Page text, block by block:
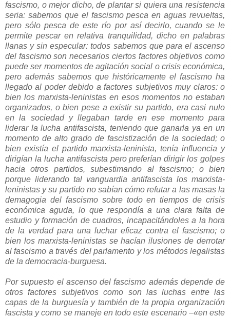
fascismo, o mejor dicho, de plantar si quiera una resistencia
seria: sabemos que el fascismo pesca en aguas revueltas,
pero sólo pesca de este río por así decirlo, cuando se le
permite pescar en relativa tranquilidad, dicho en palabras
llanas y sin especular: todos sabemos que para el ascenso
del fascismo son necesarios ciertos factores objetivos como
puede ser momentos de agitación social o crisis económica,
pero además sabemos que históricamente el fascismo ha
llegado al poder debido a factores subjetivos muy claros: o
bien los marxista-leninistas en esos momentos no estaban
organizados, o bien pese a existir su partido, era casi nulo
en la sociedad y llegaban tarde en ese momento para
liderar la lucha antifascista, teniendo que ganarla ya en un
momento de alto grado de fascistización de la sociedad; o
bien existía el partido marxista-leninista, tenía influencia y
dirigían la lucha antifascista pero preferían dirigir los golpes
hacia otros partidos, subestimando al fascismo; o bien
porque liderando tal vanguardia antifascista los marxista-
leninistas y su partido no sabían cómo refutar a las masas la
demagogia del fascismo sobre todo en tiempos de crisis
económica aguda, lo que respondía a una clara falta de
estudio y formación de cuadros, incapacitándoles a la hora
de la verdad para una luchar eficaz contra el fascismo; o
bien los marxista-leninistas se hacían ilusiones de derrotar
al fascismo a través del parlamento y los métodos legalistas
de la democracia-burguesa.
Por supuesto el ascenso del fascismo además depende de
otros factores subjetivos como son las luchas entre las
capas de la burguesía y también de la propia organización
fascista y como se maneje en todo este escenario –«en este